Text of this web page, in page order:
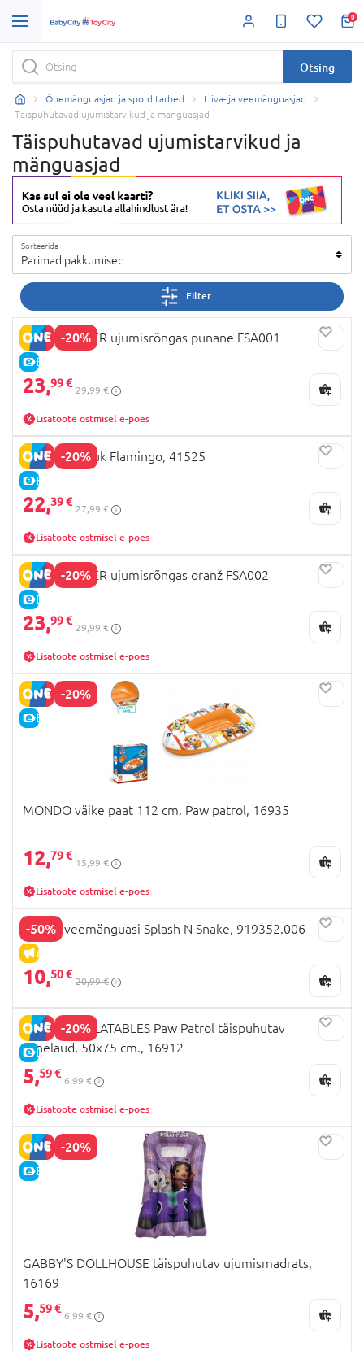
0
Otsing
Õuemänguasjad ja sporditarbed
Liiva- ja veemänguasjad
Täispuhutavad ujumistarvikud ja mänguasjad
Täispuhutavad ujumistarvikud ja
mänguasjad
Sorteerida
Parimad pakkumised
Filter
-20%
E-HIND
SWIMTRAINER ujumisrõngas punane FSA001
23,99 €
29,99 €
Lisatoote ostmisel e-poes
-20%
E-HIND
BESTWAY ujuk Flamingo, 41525
22,39 €
27,99 €
Lisatoote ostmisel e-poes
-20%
E-HIND
SWIMTRAINER ujumisrõngas oranž FSA002
23,99 €
29,99 €
Lisatoote ostmisel e-poes
-20%
E-HIND
MONDO väike paat 112 cm. Paw patrol, 16935
12,79 €
15,99 €
Lisatoote ostmisel e-poes
-50%
ALLAHINDLUS
WAHU veemänguasi Splash N Snake, 919352.006
10,50 €
20,99 €
-20%
E-HIND
MONDO INFLATABLES Paw Patrol täispuhutav
lainelaud, 50x75 cm., 16912
5,59 €
6,99 €
Lisatoote ostmisel e-poes
-20%
E-HIND
GABBY'S DOLLHOUSE täispuhutav ujumismadrats,
16169
5,59 €
6,99 €
Lisatoote ostmisel e-poes